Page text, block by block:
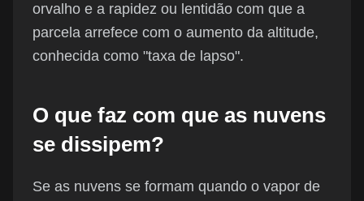
orvalho e a rapidez ou lentidão com que a
parcela arrefece com o aumento da altitude,
conhecida como "taxa de lapso".
O que faz com que as nuvens
se dissipem?
Se as nuvens se formam quando o vapor de